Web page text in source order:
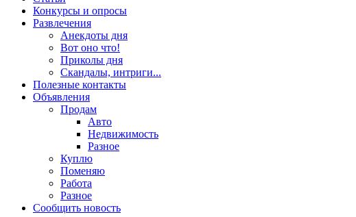
Конкурсы и опросы
Развлечения
Анекдоты дня
Вот оно что!
Приколы дня
Скандалы, интриги...
Полезные контакты
Объявления
Продам
Авто
Недвижимость
Разное
Куплю
Поменяю
Работа
Разное
Сообщить новость